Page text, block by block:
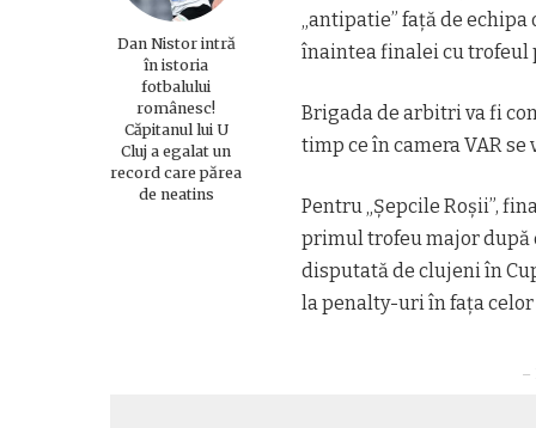
Dan Nistor intră
în istoria
fotbalului
românesc!
Căpitanul lui U
Cluj a egalat un
record care părea
de neatins
„antipatie” față de
înaintea finalei cu trofeul
Brigada de arbitri va fi
timp ce în camera VAR
Pentru „Șepcile Roșii”,
primul trofeu major după
disputată de clujeni în
la penalty-uri în fața celor
–